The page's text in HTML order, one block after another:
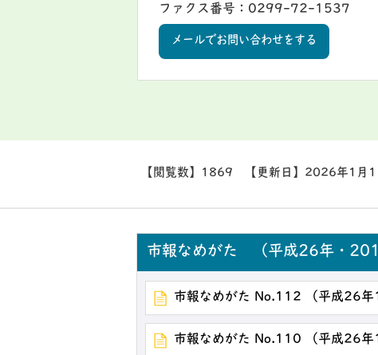
ファクス番号：0299-72-1537
メールでお問い合わせをする
【閲覧数】 1869 【更新日】 2026年1月1
市報なめがた （平成26年・
市報なめがた No.112 （平成26年
市報なめがた No.110 （平成26年